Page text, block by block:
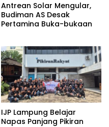
Antrean Solar Mengular,
Budiman AS Desak
Pertamina Buka-bukaan
IJP Lampung Belajar
Napas Panjang Pikiran